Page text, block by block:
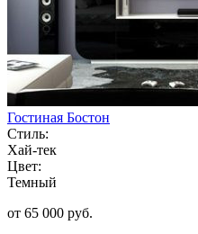
Гостиная Бостон
Стиль:
Хай-тек
Цвет:
Темный
от 65 000 руб.